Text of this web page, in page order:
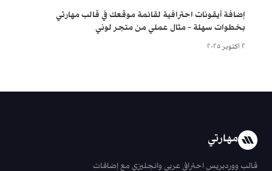
إضافة أيقونات احترافية لقائمة موقعك في قالب مهارتي
بخطوات سهلة – مثال عملي من متجر لوني
٢ أكتوبر ٢٠٢٥
مهارتي
قالب ووردبريس احترافي عربي وانجليزي مع إضافات